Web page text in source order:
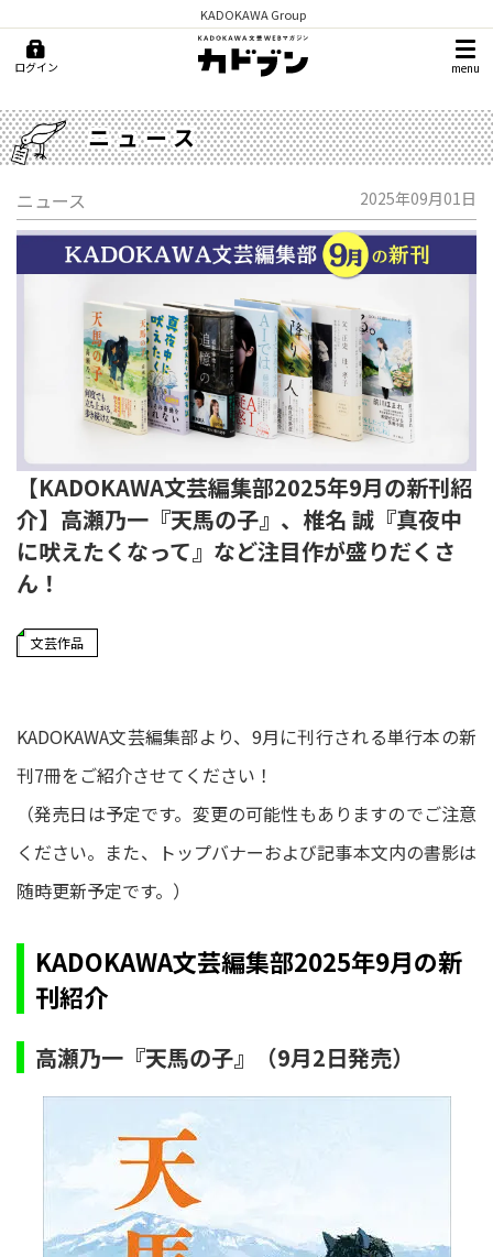
KADOKAWA Group
ログイン menu
ニュース
ニュース 2025年09月01日
【KADOKAWA文芸編集部2025年9月の新刊紹
介】高瀬乃一『天馬の子』、椎名 誠『真夜中
に吠えたくなって』など注目作が盛りだくさ
ん！
文芸作品
KADOKAWA文芸編集部より、9月に刊行される単行本の新
刊7冊をご紹介させてください！
（発売日は予定です。変更の可能性もありますのでご注意
ください。また、トップバナーおよび記事本文内の書影は
随時更新予定です。）
KADOKAWA文芸編集部2025年9月の新
刊紹介
高瀬乃一『天馬の子』（9月2日発売）